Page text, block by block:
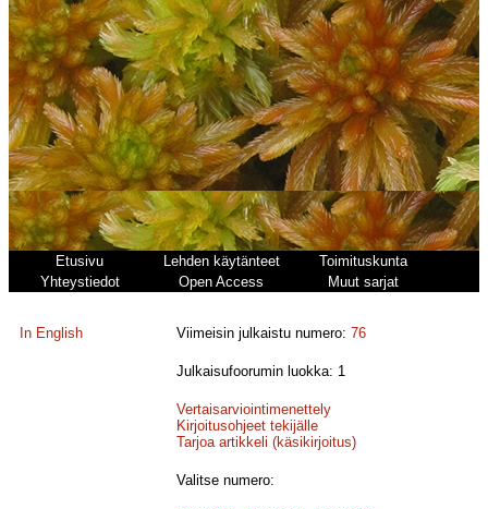
Etusivu Lehden käytänteet
Toimituskunta
Yhteystiedot
Open Access Muut sarjat
In English Viimeisin julkaistu numero:76
Julkaisufoorumin luokka: 1
Vertaisarviointimenettely
Kirjoitusohjeet tekijälle
Tarjoa artikkeli (käsikirjoitus)
Valitse numero: